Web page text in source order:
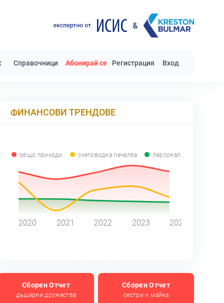
Справочници Абонирай се Регистрация Вход
ФИНАНСОВИ ТРЕНДОВЕ
общо приходи счетоводна печалба персонал
2020 2021 2022 2023 2024
Сборен Отчет
дъщерни дружества
Сборен Отчет
сестри и майка